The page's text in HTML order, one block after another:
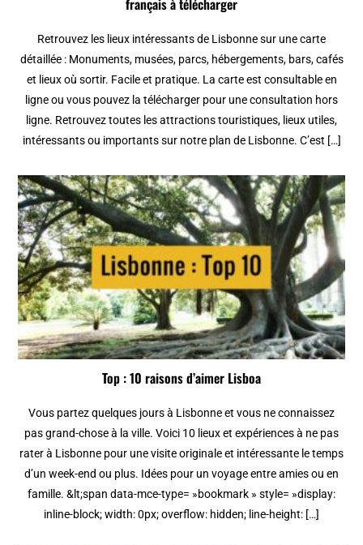
français à télécharger
Retrouvez les lieux intéressants de Lisbonne sur une carte
détaillée : Monuments, musées, parcs, hébergements, bars, cafés
et lieux où sortir. Facile et pratique. La carte est consultable en
ligne ou vous pouvez la télécharger pour une consultation hors
ligne. Retrouvez toutes les attractions touristiques, lieux utiles,
intéressants ou importants sur notre plan de Lisbonne. C’est […]
Top : 10 raisons d’aimer Lisboa
Vous partez quelques jours à Lisbonne et vous ne connaissez
pas grand-chose à la ville. Voici 10 lieux et expériences à ne pas
rater à Lisbonne pour une visite originale et intéressante le temps
d’un week-end ou plus. Idées pour un voyage entre amies ou en
famille. &lt;span data-mce-type= »bookmark » style= »display:
inline-block; width: 0px; overflow: hidden; line-height: […]